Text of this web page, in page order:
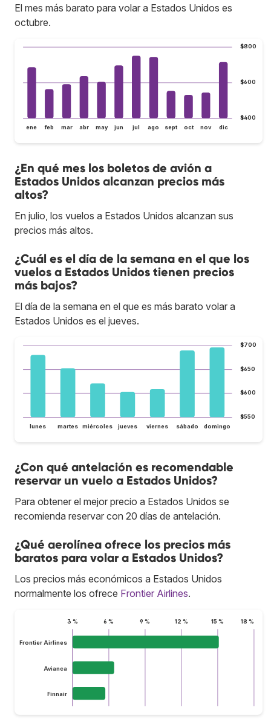
El mes más barato para volar a Estados Unidos es
octubre.
$400
$600
$800
ene feb mar abr may jun jul ago sept oct nov dic
¿En qué mes los boletos de avión a
Estados Unidos alcanzan precios más
altos?
En julio, los vuelos a Estados Unidos alcanzan sus
precios más altos.
¿Cuál es el día de la semana en el que los
vuelos a Estados Unidos tienen precios
más bajos?
El día de la semana en el que es más barato volar a
Estados Unidos es el jueves.
$550
$600
$650
$700
lunes martes miércoles jueves viernes sábado domingo
¿Con qué antelación es recomendable
reservar un vuelo a Estados Unidos?
Para obtener el mejor precio a Estados Unidos se
recomienda reservar con 20 días de antelación.
¿Qué aerolínea ofrece los precios más
baratos para volar a Estados Unidos?
Los precios más económicos a Estados Unidos
normalmente los ofrece Frontier Airlines.
3 % 6 % 9 % 12 % 15 % 18 %
Frontier Airlines
Avianca
Finnair